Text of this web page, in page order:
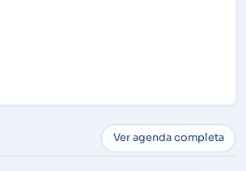
Ver agenda completa